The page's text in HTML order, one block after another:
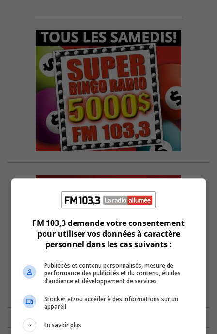
FM 103,3 demande votre consentement
pour utiliser vos données à caractère
personnel dans les cas suivants :
Publicités et contenu personnalisés, mesure de
performance des publicités et du contenu, études
d’audience et développement de services
Stocker et/ou accéder à des informations sur un
appareil
En savoir plus